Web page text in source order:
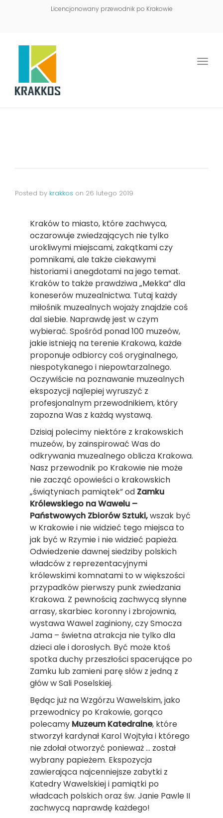
Licencjonowany przewodnik po Krakowie
Posted by krakkos on 26 lutego 2019
Kraków to miasto, które zachwyca,
oczarowuje zwiedzających nie tylko
urokliwymi miejscami, zakątkami czy
pomnikami, ale także ciekawymi
historiami i anegdotami na jego temat.
Kraków to także prawdziwa „Mekka” dla
koneserów muzealnictwa. Tutaj każdy
miłośnik muzealnych wojaży znajdzie coś
dal siebie. Naprawdę jest w czym
wybierać. Spośród ponad 100 muzeów,
jakie istnieją na terenie Krakowa, każde
proponuje odbiorcy coś oryginalnego,
niespotykanego i niepowtarzalnego.
Oczywiście na poznawanie muzealnych
ekspozycji najlepiej wyruszyć z
profesjonalnym przewodnikiem, który
zapozna Was z każdą wystawą.
Dzisiaj polecimy niektóre z krakowskich
muzeów, by zainspirować Was do
odkrywania muzealnego oblicza Krakowa.
Nasz przewodnik po Krakowie nie może
nie zacząć opowieści o krakowskich
„świątyniach pamiątek” od Zamku
Królewskiego na Wawelu –
Państwowych Zbiorów Sztuki,wszak być
w Krakowie i nie widzieć tego miejsca to
jak być w Rzymie i nie widzieć papieża.
Odwiedzenie dawnej siedziby polskich
władców z reprezentacyjnymi
królewskimi komnatami to w większości
przypadków pierwszy punk zwiedzania
Krakowa. Z pewnością zachwycą słynne
arrasy, skarbiec koronny i zbrojownia,
wystawa Wawel zaginiony, czy Smocza
Jama – świetna atrakcja nie tylko dla
dzieci ale i dorosłych. Być może ktoś
spotka duchy przeszłości spacerujące po
Zamku lub zamieni parę słów z jedną z
głów w Sali Poselskiej.
Będąc już na Wzgórzu Wawelskim, jako
przewodnicy po Krakowie, gorąco
polecamy Muzeum Katedralne, które
stworzył kardynał Karol Wojtyła i którego
nie zdołał otworzyć ponieważ … został
wybrany papieżem. Ekspozycja
zawierająca najcenniejsze zabytki z
Katedry Wawelskiej i pamiątki po
władcach polskich oraz św. Janie Pawle II
zachwycą naprawdę każdego!